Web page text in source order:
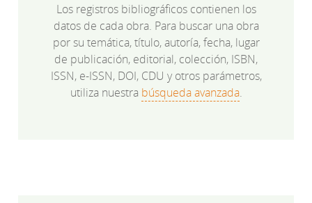
Los registros bibliográficos contienen los
datos de cada obra. Para buscar una obra
por su temática, título, autoría, fecha, lugar
de publicación, editorial, colección, ISBN,
ISSN, e-ISSN, DOI, CDU y otros parámetros,
utiliza nuestra búsqueda avanzada.